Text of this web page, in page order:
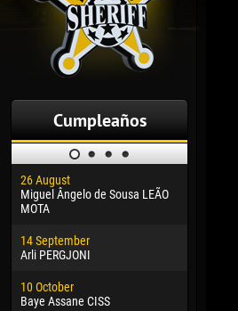
Cumpleaños
26 August
Miguel Ângelo de Sousa LEÃO
MOTA
14 September
Arli PERGJONI
10 October
Baye Assane CISS